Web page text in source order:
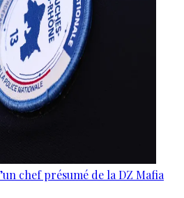
chef présumé de la DZ Mafia